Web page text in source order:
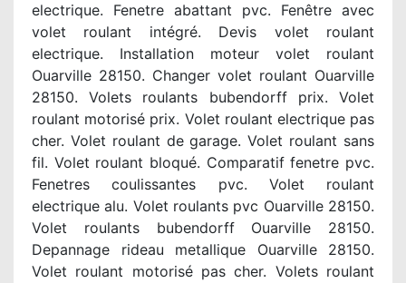
electrique. Fenetre abattant pvc. Fenêtre avec
volet roulant intégré. Devis volet roulant
electrique. Installation moteur volet roulant
Ouarville 28150. Changer volet roulant Ouarville
28150. Volets roulants bubendorff prix. Volet
roulant motorisé prix. Volet roulant electrique pas
cher. Volet roulant de garage. Volet roulant sans
fil. Volet roulant bloqué. Comparatif fenetre pvc.
Fenetres coulissantes pvc. Volet roulant
electrique alu. Volet roulants pvc Ouarville 28150.
Volet roulants bubendorff Ouarville 28150.
Depannage rideau metallique Ouarville 28150.
Volet roulant motorisé pas cher. Volets roulant